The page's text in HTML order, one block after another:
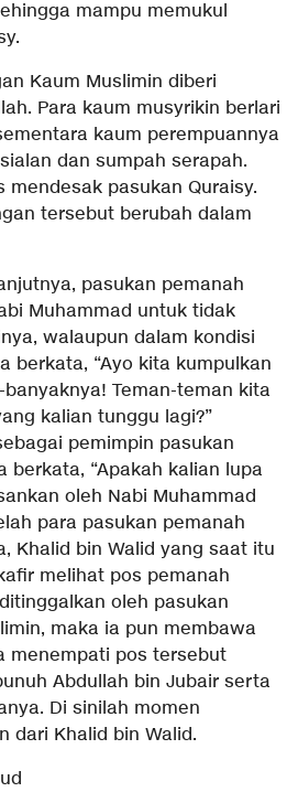
mampu memukul
Kaum Muslimin diberi
Para kaum musyrikin berlari
kaum perempuannya
dan sumpah serapah.
mendesak pasukan Quraisy.
tersebut berubah dalam
pasukan pemanah
Muhammad untuk tidak
walaupun dalam kondisi
berkata, “Ayo kita kumpulkan
Teman-teman kita
kalian tunggu lagi?”
pemimpin pasukan
berkata, “Apakah kalian lupa
oleh Nabi Muhammad
para pasukan pemanah
Khalid bin Walid yang saat itu
melihat pos pemanah
oleh pasukan
maka ia pun membawa
menempati pos tersebut
Abdullah bin Jubair serta
Di sinilah momen
dari Khalid bin Walid.